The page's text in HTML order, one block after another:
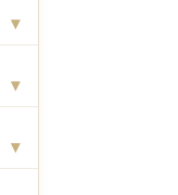
▾
▾
▾